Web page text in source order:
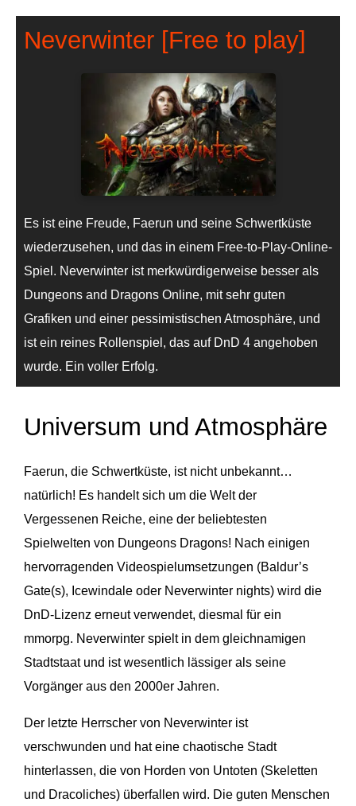
Neverwinter [Free to play]
Es ist eine Freude, Faerun und seine Schwertküste
wiederzusehen, und das in einem Free-to-Play-Online-
Spiel. Neverwinter ist merkwürdigerweise besser als
Dungeons and Dragons Online, mit sehr guten
Grafiken und einer pessimistischen Atmosphäre, und
ist ein reines Rollenspiel, das auf DnD 4 angehoben
wurde. Ein voller Erfolg.
Universum und Atmosphäre
Faerun, die Schwertküste, ist nicht unbekannt…
natürlich! Es handelt sich um die Welt der
Vergessenen Reiche, eine der beliebtesten
Spielwelten von Dungeons Dragons! Nach einigen
hervorragenden Videospielumsetzungen (Baldur’s
Gate(s), Icewindale oder Neverwinter nights) wird die
DnD-Lizenz erneut verwendet, diesmal für ein
mmorpg. Neverwinter spielt in dem gleichnamigen
Stadtstaat und ist wesentlich lässiger als seine
Vorgänger aus den 2000er Jahren.
Der letzte Herrscher von Neverwinter ist
verschwunden und hat eine chaotische Stadt
hinterlassen, die von Horden von Untoten (Skeletten
und Dracoliches) überfallen wird. Die guten Menschen